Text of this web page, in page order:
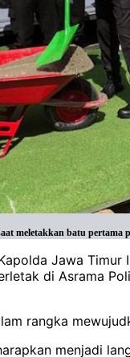
meletakkan batu pertama
Jawa Timur
di Asrama
rangka
menjadi